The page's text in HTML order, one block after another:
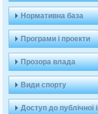
Нормативна база
Програми і проекти
Прозора влада
Види спорту
Доступ до публічної